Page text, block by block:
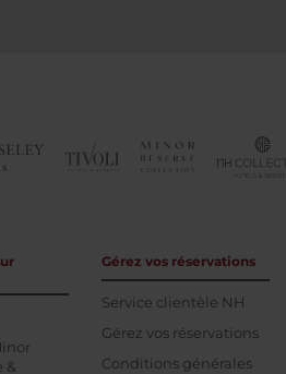
&
Gérez vos réservations
Service clientèle NH
Gérez vos réservations
Conditions générales